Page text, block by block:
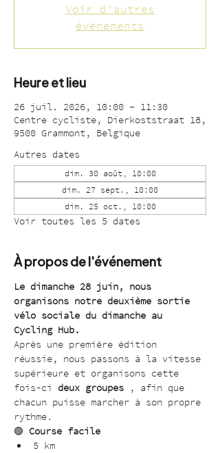
Voir d'autres
événements
Heure et lieu
26 juil. 2026, 10:00 – 11:30
Centre cycliste, Dierkoststraat 18,
9500 Grammont, Belgique
Autres dates
dim. 30 août, 10:00
dim. 27 sept., 10:00
dim. 25 oct., 10:00
Voir toutes les 5 dates
À propos de l'événement
Le dimanche 28 juin, nous
organisons notre deuxième sortie
vélo sociale du dimanche au
Cycling Hub.
Après une première édition
réussie, nous passons à la vitesse
supérieure et organisons cette
fois-ci deux groupes , afin que
chacun puisse marcher à son propre
rythme.
🟢 Course facile
5 km